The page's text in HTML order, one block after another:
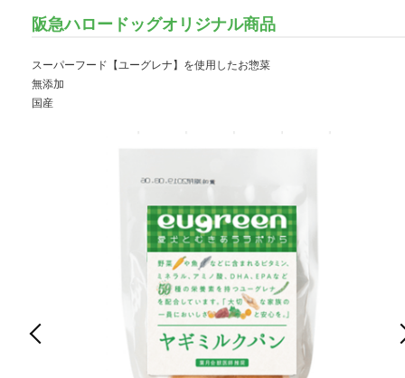
阪急ハロードッグオリジナル商品
スーパーフード【ユーグレナ】を使用したお惣菜
無添加
国産